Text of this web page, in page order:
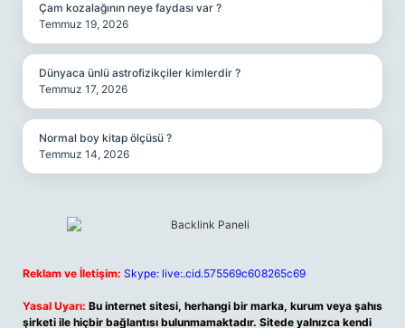
Çam kozalağının neye faydası var ?
Temmuz 19, 2026
Dünyaca ünlü astrofizikçiler kimlerdir ?
Temmuz 17, 2026
Normal boy kitap ölçüsü ?
Temmuz 14, 2026
Reklam ve İletişim: Skype: live:.cid.575569c608265c69
Yasal Uyarı: Bu internet sitesi, herhangi bir marka, kurum veya şahıs
şirketi ile hiçbir bağlantısı bulunmamaktadır. Sitede yalnızca kendi